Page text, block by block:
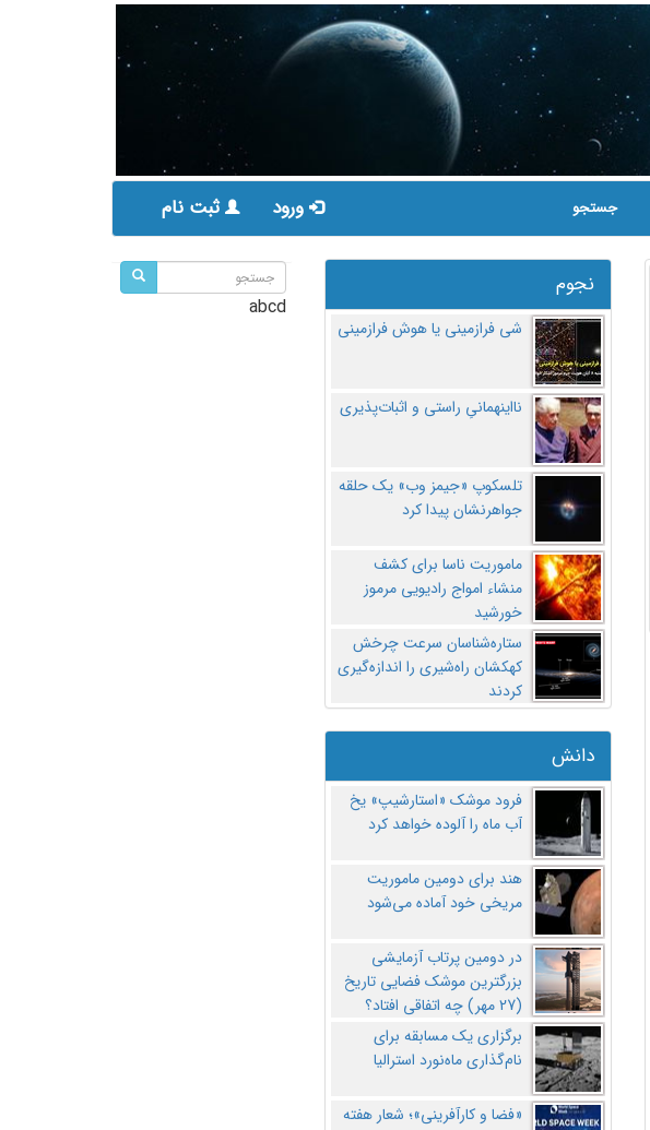
جستجو ورود ثبت نام
نجوم
شی فرازمینی یا هوش فرازمینی
نااینهمانیِ راستی و اثبات‌پذیری
تلسکوپ «جیمز وب» یک حلقه
جواهرنشان پیدا کرد
ماموریت ناسا برای کشف
منشاء امواج رادیویی مرموز
خورشید
ستاره‌شناسان سرعت چرخش
کهکشان راه‌شیری را اندازه‌گیری
کردند
دانش
فرود موشک «استارشیپ» یخ
آب ماه را آلوده خواهد کرد
هند برای دومین ماموریت
مریخی خود آماده می‌شود
در دومین پرتاب آزمایشی
بزرگترین موشک فضایی تاریخ
(27 مهر‌) چه اتفاقی افتاد؟
برگزاری یک مسابقه برای
نام‌گذاری ماه‌نورد استرالیا
«فضا و کارآفرینی»؛ شعار هفته
abcd